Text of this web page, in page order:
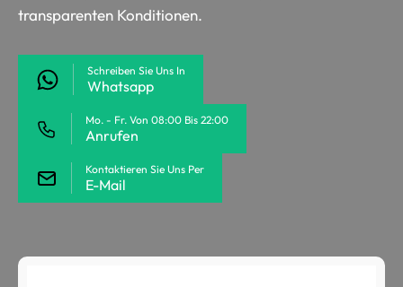
transparenten Konditionen.
Schreiben Sie Uns In
Whatsapp
Mo. - Fr. Von 08:00 Bis 22:00
Anrufen
Kontaktieren Sie Uns Per
E-Mail